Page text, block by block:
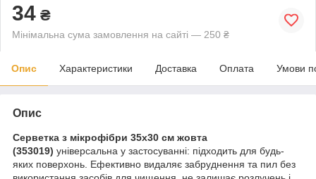
34 ₴
Мінімальна сума замовлення на сайті — 250 ₴
Опис Характеристики Доставка Оплата Умови
Опис
Серветка з мікрофібри 35х30 см жовта
(353019) універсальна у застосуванні: підходить для будь-
яких поверхонь. Ефективно видаляє забруднення та пил без